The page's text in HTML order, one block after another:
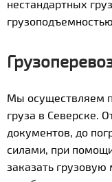
нестандартных
Мы осуществляем
груза в Северске.
документов, до
силами, при
заказать